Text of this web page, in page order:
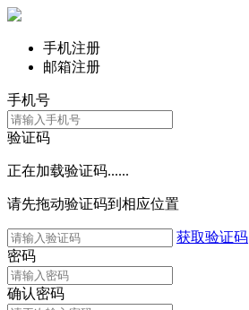
手机注册
邮箱注册
手机号
验证码
正在加载验证码......
请先拖动验证码到相应位置
获取验证码
密码
确认密码